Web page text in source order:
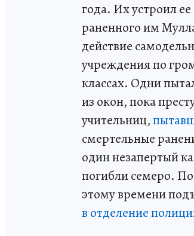
года. Их устроил
раненного им
действие
учреждения по
классах. Одни
из окон, пока
учительниц,
смертельные
один незапертый
погибли семеро.
этому времени
в отделение